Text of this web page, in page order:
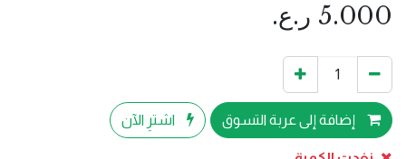
5.000 ر.ع.
إضافة إلى عربة التسوق اشترِ الآن